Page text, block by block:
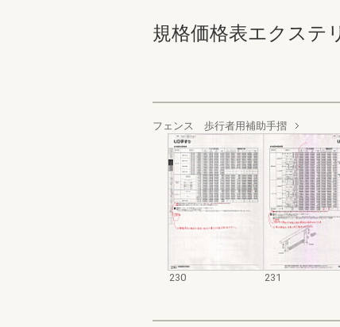
規格価格表エクステ
フェンス 歩行者用補助手摺
230 231